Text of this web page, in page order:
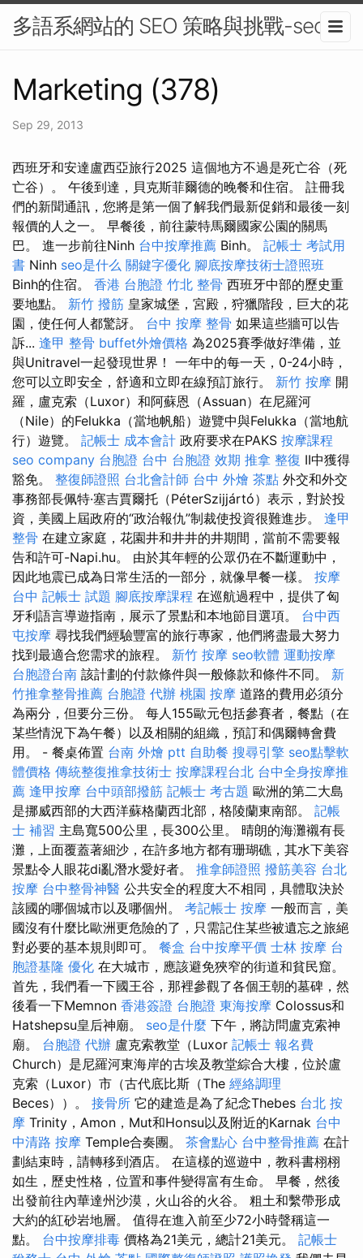
多語系網站的 SEO 策略與挑戰-seo
Marketing (378)
Sep 29, 2013
西班牙和安達盧西亞旅行2025 這個地方不過是死亡谷（死
亡谷）。 午後到達，貝克斯菲爾德的晚餐和住宿。 註冊我
們的新聞通訊，您將是第一個了解我們最新促銷和最後一刻
報價的人之一。 早餐後，前往蒙特馬爾國家公園的關馬
巴。 進一步前往Ninh 台中按摩推薦 Binh。 記帳士 考試用
書 Ninh seo是什么 關鍵字優化 腳底按摩技術士證照班
Binh的住宿。 香港 台胞證 竹北 整骨 西班牙中部的歷史重
要地點。 新竹 撥筋 皇家城堡，宮殿，狩獵階段，巨大的花
園，使任何人都驚訝。 台中 按摩 整骨 如果這些牆可以告
訴... 逢甲 整骨 buffet外燴價格 為2025賽季做好準備，並
與Unitravel一起發現世界！ 一年中的每一天，0-24小時，
您可以立即安全，舒適和立即在線預訂旅行。 新竹 按摩 開
羅，盧克索（Luxor）和阿蘇恩（Assuan）在尼羅河
（Nile）的Felukka（當地帆船）遊覽中與Felukka（當地航
行）遊覽。 記帳士 成本會計 政府要求在PAKS 按摩課程
seo company 台胞證 台中 台胞證 效期 推拿 整復 II中獲得
豁免。 整復師證照 台北會計師 台中 外燴 茶點 外交和外交
事務部長佩特·塞吉賈爾托（PéterSzijjártó）表示，對於投
資，美國上屆政府的“政治報仇”制裁使投資很難進步。 逢甲
整骨 在建立家庭，花園井和井井的井期間，當前不需要報
告和許可-Napi.hu。 由於其年輕的公眾仍在不斷運動中，
因此地震已成為日常生活的一部分，就像早餐一樣。 按摩
台中 記帳士 試題 腳底按摩課程 在巡航過程中，提供了匈
牙利語言導遊指南，展示了景點和本地節目選項。 台中西
屯按摩 尋找我們經驗豐富的旅行專家，他們將盡最大努力
找到最適合您需求的旅程。 新竹 按摩 seo軟體 運動按摩
台胞證台南 該計劃的付款條件與一般條款和條件不同。 新
竹推拿整骨推薦 台胞證 代辦 桃園 按摩 道路的費用必須分
為兩分，但要分三份。 每人155歐元包括參賽者，餐點（在
某些情況下為午餐）以及相關的組織，預訂和偶爾轉會費
用。 - 餐桌佈置 台南 外燴 ptt 自助餐 搜尋引擎 seo點擊軟
體價格 傳統整復推拿技術士 按摩課程台北 台中全身按摩推
薦 逢甲按摩 台中頭部撥筋 記帳士 考古題 歐洲的第二大島
是挪威西部的大西洋蘇格蘭西北部，格陵蘭東南部。 記帳
士 補習 主島寬500公里，長300公里。 晴朗的海灘襯有長
灘，上面覆蓋著細沙，在許多地方都有珊瑚礁，其水下美容
景點令人眼花di亂潛水愛好者。 推拿師證照 撥筋美容 台北
按摩 台中整骨神醫 公共安全的程度大不相同，具體取決於
該國的哪個城市以及哪個州。 考記帳士 按摩 一般而言，美
國沒有什麼比歐洲更危險的了，只需記住某些被遺忘之旅絕
對必要的基本規則即可。 餐盒 台中按摩平價 士林 按摩 台
胞證基隆 優化 在大城市，應該避免狹窄的街道和貧民窟。
首先，我們看一下國王谷，那裡參觀了各個王朝的墓碑，然
後看一下Memnon 香港簽證 台胞證 東海按摩 Colossus和
Hatshepsu皇后神廟。 seo是什麼 下午，將訪問盧克索神
廟。 台胞證 代辦 盧克索教堂（Luxor 記帳士 報名費
Church）是尼羅河東海岸的古埃及教堂綜合大樓，位於盧
克索（Luxor）市（古代底比斯（The 經絡調理
Beces））。 接骨所 它的建造是為了紀念Thebes 台北 按
摩 Trinity，Amon，Mut和Honsu以及附近的Karnak 台中
中清路 按摩 Temple合奏團。 茶會點心 台中整骨推薦 在計
劃結束時，請轉移到酒店。 在這樣的巡遊中，教科書栩栩
如生，歷史性格，位置和事件變得富有生命。 早餐，然後
出發前往內華達州沙漠，火山谷的火谷。 粗土和繫帶形成
大約的紅砂岩地層。 值得在進入前至少72小時聲稱這一
點。 台中按摩排毒 價格為21美元，總計21美元。 記帳士